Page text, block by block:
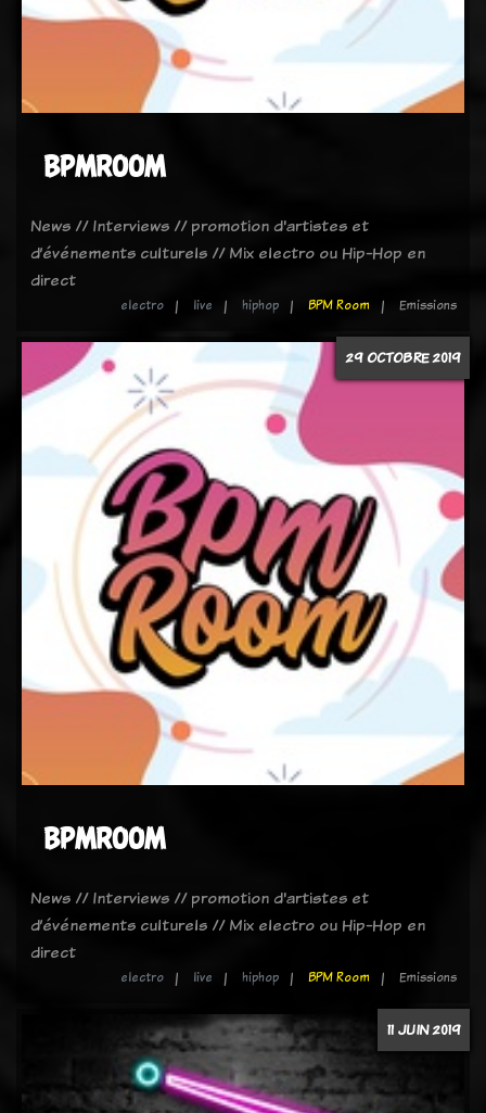
BPMROOM
News // Interviews // promotion d'artistes et
d’événements culturels // Mix electro ou Hip-Hop en
direct
electro live hiphop BPM Room Emissions
29 OCTOBRE 2019
BPMROOM
News // Interviews // promotion d'artistes et
d’événements culturels // Mix electro ou Hip-Hop en
direct
electro live hiphop BPM Room Emissions
11 JUIN 2019